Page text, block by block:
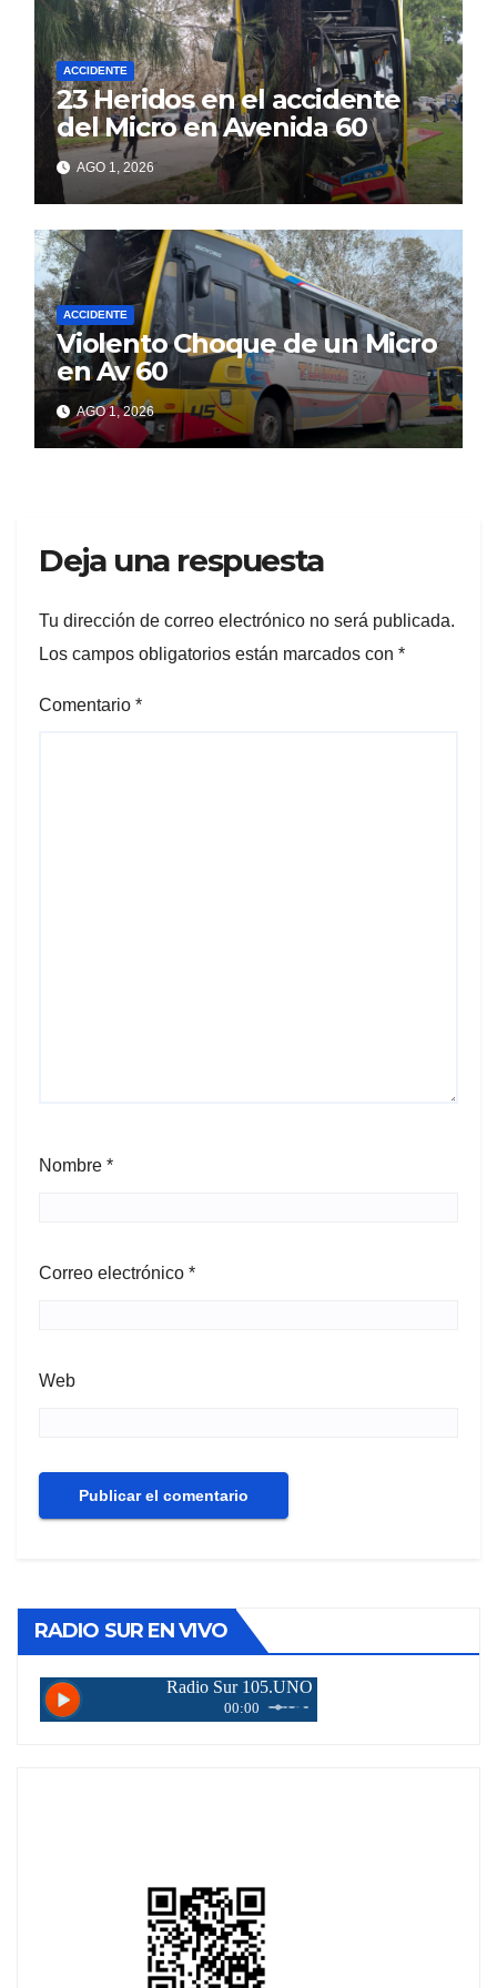
ACCIDENTE
23 Heridos en el accidente
del Micro en Avenida 60
AGO 1, 2026
ACCIDENTE
Violento Choque de un Micro
en Av 60
AGO 1, 2026
Deja una respuesta
Tu dirección de correo electrónico no será publicada.
Los campos obligatorios están marcados con *
Comentario *
Nombre *
Correo electrónico *
Web
RADIO SUR EN VIVO